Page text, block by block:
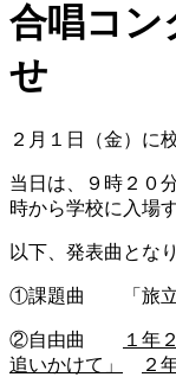
合唱コン
せ
２月１日（金）に
当日は、９時２０
時から学校に入場
以下、発表曲とな
①課題曲 「旅立
②自由曲 １年
追いかけて」
２